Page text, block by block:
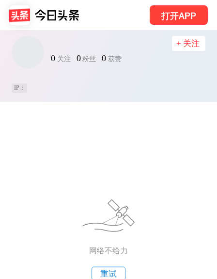
打开APP
0 关注 0 粉丝 0 获赞
+ 关注
IP：
网络不给力
重试